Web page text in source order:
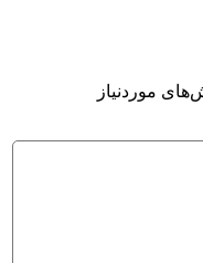
موردنیاز